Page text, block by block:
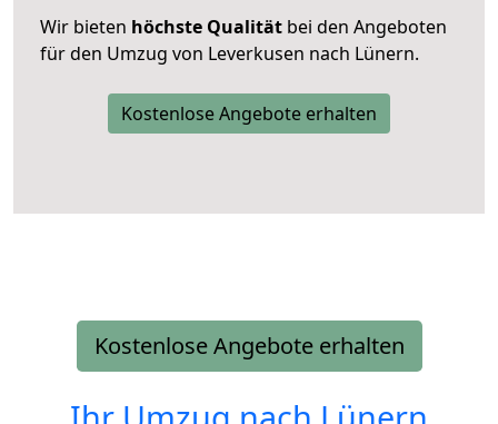
Wir bieten höchste Qualität bei den Angeboten
für den Umzug von Leverkusen nach Lünern.
Kostenlose Angebote erhalten
Kostenlose Angebote erhalten